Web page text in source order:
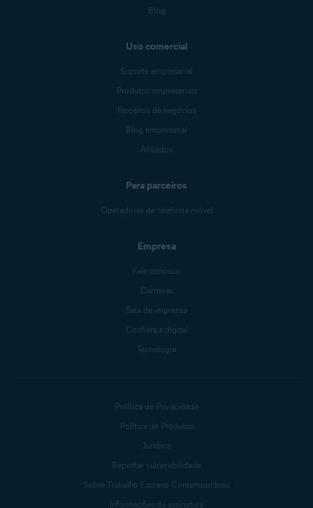
Blog
Uso comercial
Suporte empresarial
Produtos empresariais
Parceiros de negócios
Blog empresarial
Afiliados
Para parceiros
Operadoras de telefonia móvel
Empresa
Fale conosco
Carreiras
Sala de imprensa
Confiança digital
Tecnologia
Política de Privacidade
Política de Produtos
Jurídico
Reportar vulnerabilidade
Sobre Trabalho Escravo Contemporâneo
Informações da assinatura